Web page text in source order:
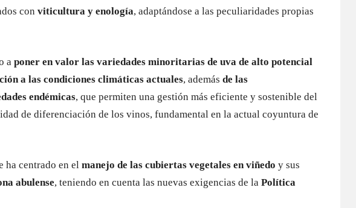
con viticultura y enología, adaptándose a las peculiaridades propias
a poner en valor las variedades minoritarias de uva de alto potencial
a las condiciones climáticas actuales, además de las
endémicas, que permiten una gestión más eficiente y sostenible del
de diferenciación de los vinos, fundamental en la actual coyuntura de
ha centrado en el manejo de las cubiertas vegetales en viñedo y sus
abulense, teniendo en cuenta las nuevas exigencias de la Política